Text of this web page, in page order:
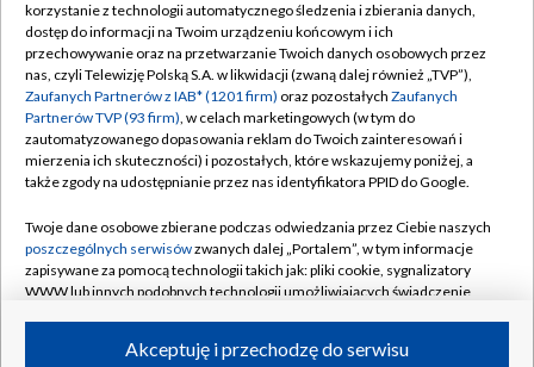
TVP
Abonament TVP
Emisja w TVP
Centrum informacji TVP
Naziemna Telewizja Cyfrowa
Rada Programowa
System NOS
Informacje o nadawcy
Program dla prasy
Regulamin TVP
Polityka prywatności
Moje zgody
Pomoc
Kontakt
Kanały
korzystanie z technologii automatycznego śledzenia i zbierania danych,
dostęp do informacji na Twoim urządzeniu końcowym i ich
przechowywanie oraz na przetwarzanie Twoich danych osobowych przez
nas, czyli Telewizję Polską S.A. w likwidacji (zwaną dalej również „TVP”),
Zaufanych Partnerów z IAB* (1201 firm) oraz pozostałych Zaufanych
Partnerów TVP (93 firm), w celach marketingowych (w tym do
zautomatyzowanego dopasowania reklam do Twoich zainteresowań i
mierzenia ich skuteczności) i pozostałych, które wskazujemy poniżej, a
także zgody na udostępnianie przez nas identyfikatora PPID do Google.
Twoje dane osobowe zbierane podczas odwiedzania przez Ciebie naszych
poszczególnych serwisówzwanych dalej „Portalem”, w tym informacje
zapisywane za pomocą technologii takich jak: pliki cookie, sygnalizatory
WWW lub innych podobnych technologii umożliwiających świadczenie
ruchu w Internecie.Akceptuję i przechodzę do serwisu